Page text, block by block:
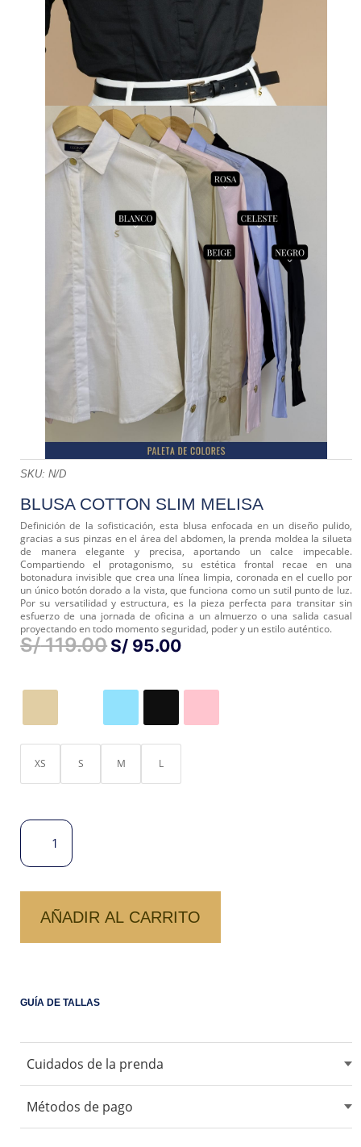
SKU:N/D
BLUSA COTTON SLIM MELISA
Definición de la sofisticación, esta blusa enfocada en un diseño pulido,
gracias a sus pinzas en el área del abdomen, la prenda moldea la silueta
de manera elegante y precisa, aportando un calce impecable.
Compartiendo el protagonismo, su estética frontal recae en una
botonadura invisible que crea una línea limpia, coronada en el cuello por
un único botón dorado a la vista, que funciona como un sutil punto de luz.
Por su versatilidad y estructura, es la pieza perfecta para transitar sin
esfuerzo de una jornada de oficina a un almuerzo o una salida casual
proyectando en todo momento seguridad, poder y un estilo auténtico.
S/119.00 EL
S/ 95.00EL
XS S M L
BLUSA
COTTON
SLIM
AÑADIR AL CARRITO
GUÍA DE TALLAS
Cuidados de la prenda
No usar maquina secadora.
Métodos de pago